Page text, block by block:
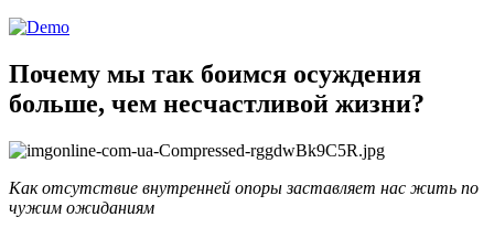
Почему мы так боимся осуждения
больше, чем несчастливой жизни?
Как отсутствие внутренней опоры заставляет нас жить по
чужим ожиданиям